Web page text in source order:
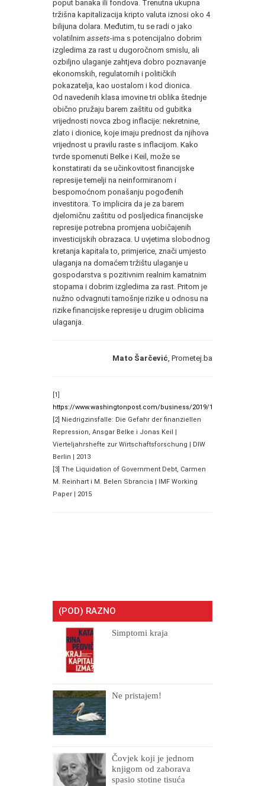
poput banaka ili fondova. Trenutna ukupna
tržišna kapitalizacija kripto valuta iznosi oko 4
bilijuna dolara. Međutim, tu se radi o jako
volatilnim assets-ima s potencijalno dobrim
izgledima za rast u dugoročnom smislu, ali
ozbiljno ulaganje zahtjeva dobro poznavanje
ekonomskih, regulatornih i političkih
pokazatelja, kao uostalom i kod dionica.
Od navedenih klasa imovine tri oblika štednje
obično pružaju barem zaštitu od gubitka
vrijednosti novca zbog inflacije: nekretnine,
zlato i dionice, koje imaju prednost da njihova
vrijednost u pravilu raste s inflacijom. Kako
tvrde spomenuti Belke i Keil, može se
konstatirati da se učinkovitost financijske
represije temelji na neinformiranom i
bespomoćnom ponašanju pogođenih
investitora. To implicira da je za barem
djelomičnu zaštitu od posljedica financijske
represije potrebna promjena uobičajenih
investicijskih obrazaca. U uvjetima slobodnog
kretanja kapitala to, primjerice, znači umjesto
ulaganja na domaćem tržištu ulaganje u
gospodarstva s pozitivnim realnim kamatnim
stopama i dobrim izgledima za rast. Pritom je
nužno odvagnuti tamošnje rizike u odnosu na
rizike financijske represije u drugim oblicima
ulaganja.
Mato Šarčević , Prometej.ba
[1]
https://www.washingtonpost.com/business/2019/10/0...
[2] Niedrigzinsfalle: Die Gefahr der finanziellen
Repression, Ansgar Belke i Jonas Keil |
Vierteljahrshefte zur Wirtschaftsforschung | DIW
Berlin | 2013
[3] The Liquidation of Government Debt, Carmen
M. Reinhart i M. Belen Sbrancia | IMF Working
Paper | 2015
(POD) RAZNO
Simptomi kraja
Ne pristajem!
Čovjek koji je jednom
knjigom od zaborava
spasio stotine tisuća